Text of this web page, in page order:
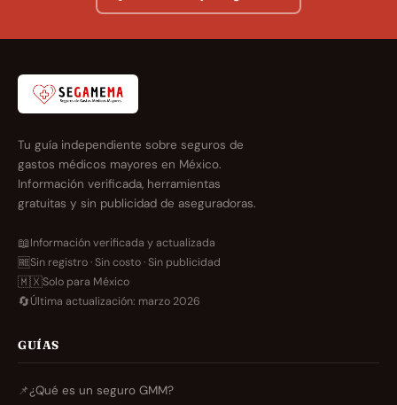
Tu guía independiente sobre seguros de
gastos médicos mayores en México.
Información verificada, herramientas
gratuitas y sin publicidad de aseguradoras.
📖Información verificada y actualizada
🆓Sin registro · Sin costo · Sin publicidad
🇲🇽Solo para México
🔄Última actualización: marzo 2026
GUÍAS
📌¿Qué es un seguro GMM?